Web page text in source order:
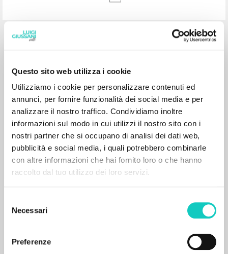
Questo sito web utilizza i cookie
Utilizziamo i cookie per personalizzare contenuti ed
annunci, per fornire funzionalità dei social media e per
analizzare il nostro traffico. Condividiamo inoltre
informazioni sul modo in cui utilizzi il nostro sito con i
nostri partner che si occupano di analisi dei dati web,
pubblicità e social media, i quali potrebbero combinarle
con altre informazioni che hai fornito loro o che hanno
raccolto dal tuo utilizzo dei loro servizi.
delNecessari
Preferenze
A
Z
2 RESULTS FOUND
Het religieuze zintuig: ParCours, deel 1
Giussani Luigi Author
Uitgeverij Betsaida
2017